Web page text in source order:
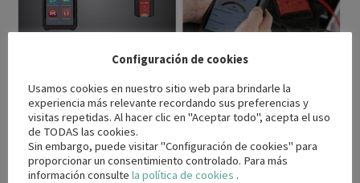
Es como una tablet táctil Android, fácil de usar, con una
impresora térmica incorporada para compartir el informe
fácilmente.
Configuración de cookies
Usamos cookies en nuestro sitio web para brindarle la
experiencia más relevante recordando sus preferencias y
visitas repetidas. Al hacer clic en "Aceptar todo", acepta el uso
de TODAS las cookies.
Sin embargo, puede visitar "Configuración de cookies" para
proporcionar un consentimiento controlado. Para más
información consulte la política de cookies .